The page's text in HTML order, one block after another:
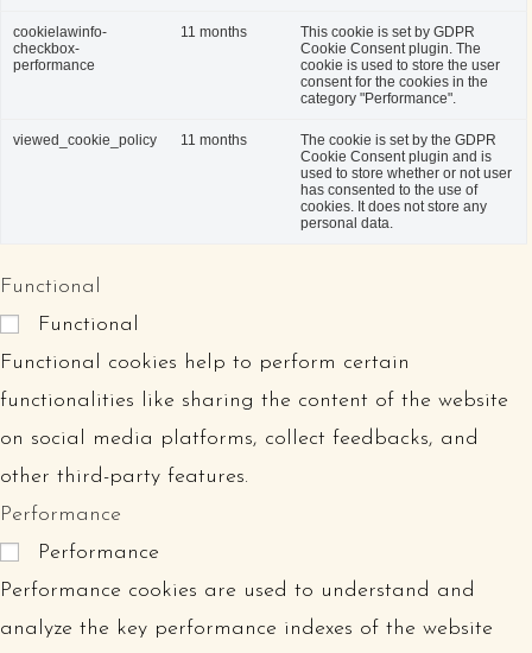
cookielawinfo-
checkbox-
performance
11 months
This cookie is set by GDPR
Cookie Consent plugin. The
cookie is used to store the user
consent for the cookies in the
category "Performance".
viewed_cookie_policy 11 months
The cookie is set by the GDPR
Cookie Consent plugin and is
used to store whether or not user
has consented to the use of
cookies. It does not store any
personal data.
Functional
Functional
Functional cookies help to perform certain
functionalities like sharing the content of the website
on social media platforms, collect feedbacks, and
other third-party features.
Performance
Performance
Performance cookies are used to understand and
analyze the key performance indexes of the website